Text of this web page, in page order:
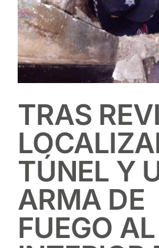
TRAS
TÚNEL Y
ARMA DE
FUEGO AL